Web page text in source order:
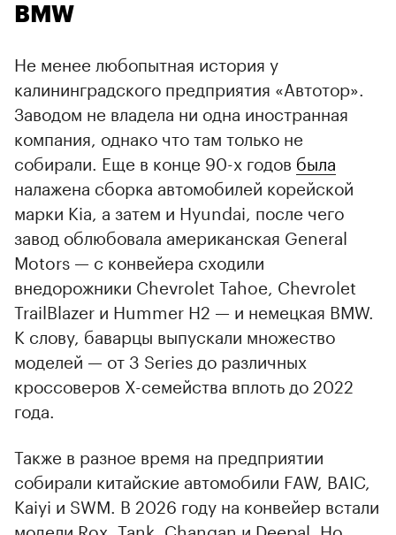
BMW
Не менее любопытная история у
калининградского предприятия «Автотор».
Заводом не владела ни одна иностранная
компания, однако что там только не
собирали. Еще в конце 90-х годов была
налажена сборка автомобилей корейской
марки Kia, а затем и Hyundai, после чего
завод облюбовала американская General
Motors — с конвейера сходили
внедорожники Chevrolet Tahoe, Chevrolet
TrailBlazer и Hummer H2 — и немецкая BMW.
К слову, баварцы выпускали множество
моделей — от 3 Series до различных
кроссоверов X-семейства вплоть до 2022
года.
Также в разное время на предприятии
собирали китайские автомобили FAW, BAIC,
Kaiyi и SWM. В 2026 году на конвейер встали